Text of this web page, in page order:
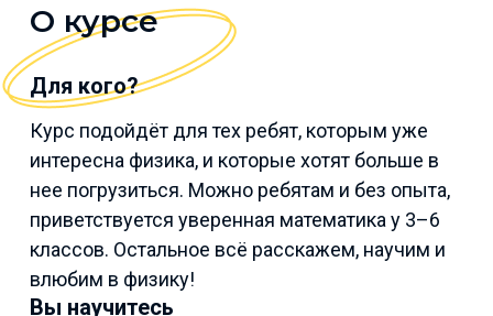
О курсе
Для кого?
Курс подойдёт для тех ребят, которым уже
интересна физика, и которые хотят больше в
нее погрузиться. Можно ребятам и без опыта,
приветствуется уверенная математика у 3–6
классов. Остальное всё расскажем, научим и
влюбим в физику!
Вы научитесь